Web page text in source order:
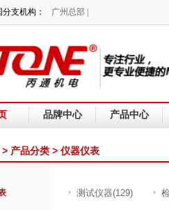
支机构： 广州总部 |
供更专业便捷的MRO供应！
品牌中心 产品中心
> 产品分类 > 仪器仪表
测试仪器(129)